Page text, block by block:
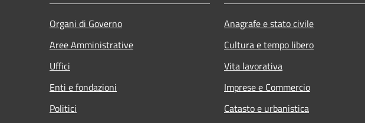
Organi di Governo
Aree Amministrative
Uffici
Enti e fondazioni
Politici
Anagrafe e stato civile
Cultura e tempo libero
Vita lavorativa
Imprese e Commercio
Catasto e urbanistica